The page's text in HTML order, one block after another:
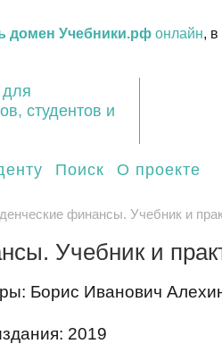
домен Учебники.рф онлайн,
для
студентов и
Поиск О проекте
финансы. Учебник и
Учебник и
Борис Иванович
2019